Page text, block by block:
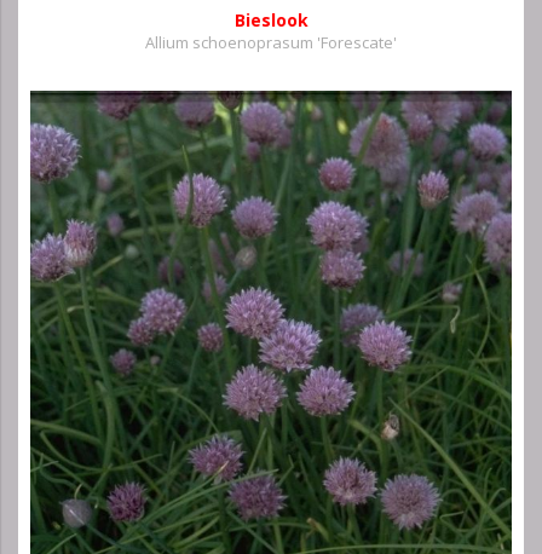
Bieslook
Allium schoenoprasum 'Forescate'